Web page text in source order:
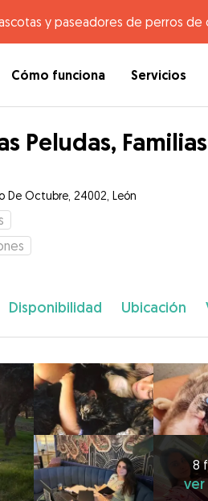
y paseadores de perros de
Cómo funciona Servicios
Peludas,
De Octubre, 24002, León
Disponibilidad Ubicación
8